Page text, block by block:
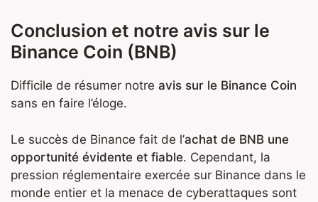
Conclusion et notre avis sur le
Binance Coin (BNB)
Difficile de résumer notre avis sur le Binance Coin
sans en faire l’éloge.
Le succès de Binance fait de l’achat de BNB une
opportunité évidente et fiable. Cependant, la
pression réglementaire exercée sur Binance dans le
monde entier et la menace de cyberattaques sont